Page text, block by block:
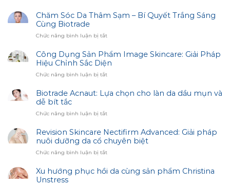
Chăm Sóc Da Thâm Sạm – Bí Quyết Trắng Sáng
Cùng Biotrade
Chức năng bình luận bị tắtở
Sóc
Sạm
Bí
Sáng
Biotrade
Công Dụng Sản Phẩm Image Skincare: Giải Pháp
Hiệu Chỉnh Sắc Diện
Chức năng bình luận bị tắtở
Dụng
Sản
Image
Giải
Pháp
Chỉnh
Diện
Biotrade Acnaut: Lựa chọn cho làn da dầu mụn và
dễ bít tắc
Chức năng bình luận bị tắtở
Acnaut:
Lựa
chọn
cho
da
Revision Skincare Nectifirm Advanced: Giải pháp
nuôi dưỡng da cổ chuyên biệt
Chức năng bình luận bị tắtở
Skincare
Xu hướng phục hồi da cùng sản phẩm Christina
Unstress